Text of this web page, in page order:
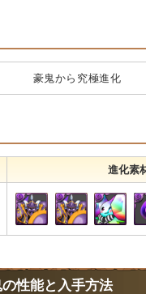
豪鬼から究極進化
進化素
の性能と入手方法